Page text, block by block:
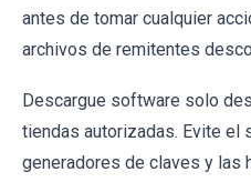
antes de tomar cualquier
archivos de remitentes
Descargue software solo
tiendas autorizadas. Evite el
generadores de claves y las